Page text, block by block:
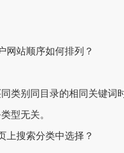
网站顺序如何排列？
类别同目录的相同关键
型无关。
上搜索分类中选择？